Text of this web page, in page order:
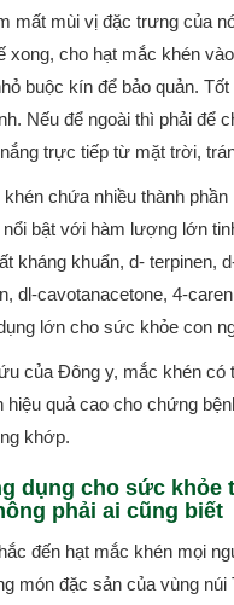
mất mùi vị đặc trưng của
xong, cho hạt mắc khén
buộc kín để bảo quản.
Nếu để ngoài thì phải để
trực tiếp từ mặt trời,
chứa nhiều thành phần
nổi bật với hàm lượng lớn
kháng khuẩn, d- terpinen,
dl-cavotanacetone, 4-
lớn cho sức khỏe con
của Đông y, mắc khén có
hiệu quả cao cho chứng
khớp.
dụng cho sức khỏe
phải ai cũng biết
đến hạt mắc khén mọi
món đặc sản của vùng